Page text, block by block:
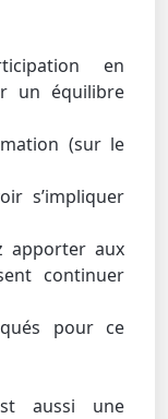
en
un équilibre
(sur le
s’impliquer
apporter aux
continuer
pour ce
aussi une